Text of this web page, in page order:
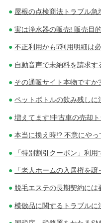
屋根の点検商法トラブル
実は浄水器の販売! 販売目
不正利用かも⁉利用明細は
自動音声で未納料を請求す
その通販サイト本物ですか
ペットボトルの飲み残しに
増えてます!中古車の売却
本当に換え時!? 不意にや
「特別割引クーポン」利
「老人ホームの入居権を
脱毛エステの長期契約には
模倣品に関するトラブルに